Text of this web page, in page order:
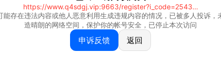
https://www.q4sdgj.vip:9663/register?i_code=25430844
能存在违法内容或他人恶意利用生成违规内容的情况，已被多人投诉，
造晴朗的网络空间，保护你的帐号安全，已停止本次访问
申诉反馈 返回